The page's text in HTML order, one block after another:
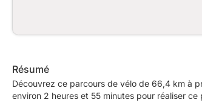
Résumé
Découvrez ce parcours de vélo de 66,4 km à
environ 2 heures et 55 minutes pour réaliser ce